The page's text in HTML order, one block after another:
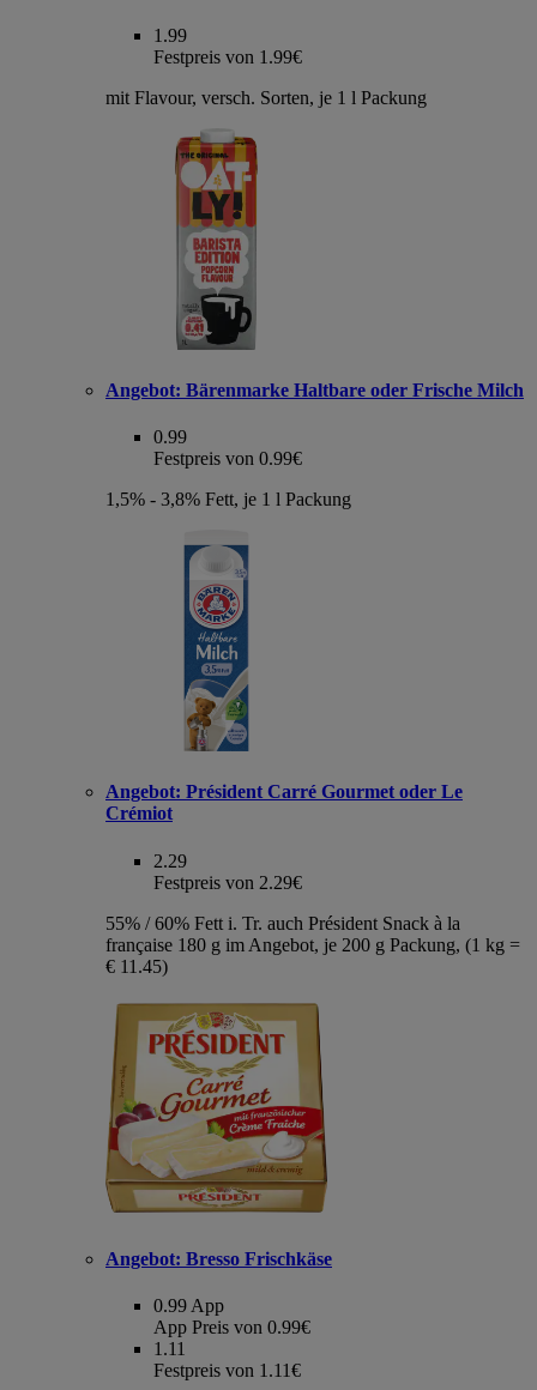
1.99
Festpreis von 1.99€
mit Flavour, versch. Sorten, je 1 l Packung
Angebot: Bärenmarke Haltbare oder Frische Milch
0.99
Festpreis von 0.99€
1,5% - 3,8% Fett, je 1 l Packung
Angebot: Président Carré Gourmet oder Le
Crémiot
2.29
Festpreis von 2.29€
55% / 60% Fett i. Tr. auch Président Snack à la
française 180 g im Angebot, je 200 g Packung, (1 kg =
€ 11.45)
Angebot: Bresso Frischkäse
0.99 App
App Preis von 0.99€
1.11
Festpreis von 1.11€